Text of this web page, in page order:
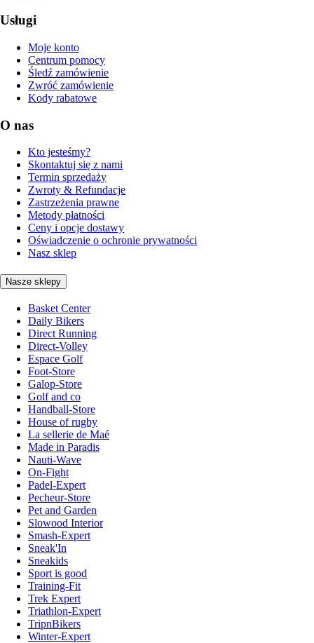
Usługi
Moje konto
Centrum pomocy
Śledź zamówienie
Zwróć zamówienie
Kody rabatowe
O nas
Kto jesteśmy?
Skontaktuj się z nami
Termin sprzedaży
Zwroty & Refundacje
Zastrzeżenia prawne
Metody płatności
Ceny i opcje dostawy
Oświadczenie o ochronie prywatności
Nasz sklep
Nasze sklepy
Basket Center
Daily Bikers
Direct Running
Direct-Volley
Espace Golf
Foot-Store
Galop-Store
Golf and co
Handball-Store
House of rugby
La sellerie de Maé
Made in Paradis
Nauti-Wave
On-Fight
Padel-Expert
Pecheur-Store
Pet and Garden
Slowood Interior
Smash-Expert
Sneak'In
Sneakids
Sport is good
Training-Fit
Trek Expert
Triathlon-Expert
TripnBikers
Winter-Expert